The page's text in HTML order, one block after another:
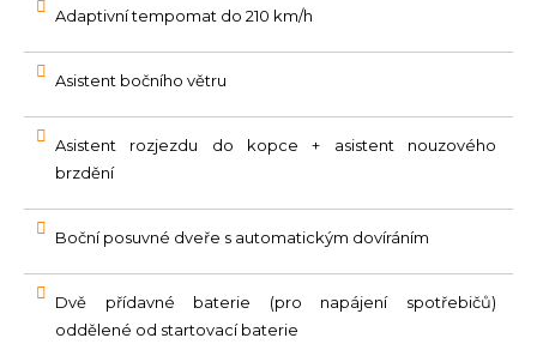
Adaptivní tempomat do 210 km/h
Asistent bočního větru
Asistent rozjezdu do kopce + asistent nouzového
brzdění
Boční posuvné dveře s automatickým dovíráním
Dvě přídavné baterie (pro napájení spotřebičů)
oddělené od startovací baterie